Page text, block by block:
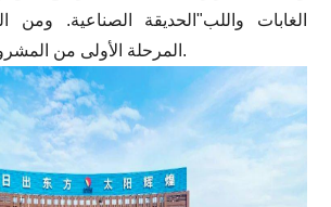
الغابات واللب"الحديقة الصناعية. ومن
المرحلة الأولى من المشروع بنهاية عام 2024.